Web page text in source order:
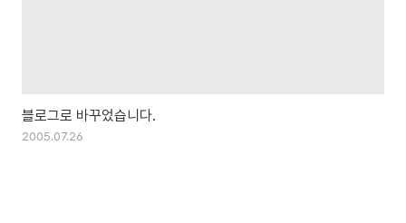
블로그로 바꾸었습니다.
2005.07.26